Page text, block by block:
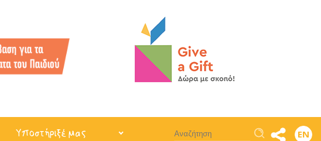
Υποστήριξέ μας Αναζήτηση EN